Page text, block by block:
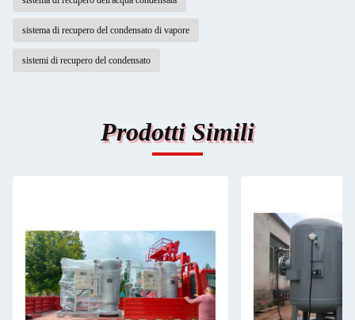
sistema di recupero del condensato di vapore
sistemi di recupero del condensato
Prodotti Simili